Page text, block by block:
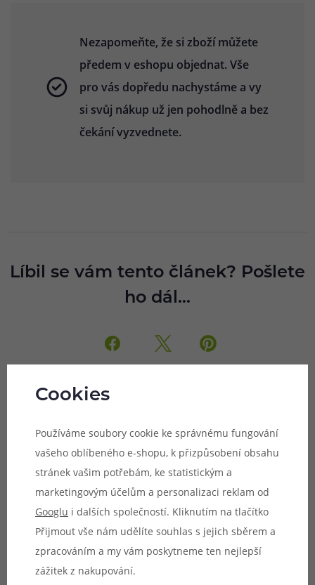
Nezapomeňte, že si zboží můžete
předem v eshopu objednat. Vše
pro vás dopředu nachystáme a vy
si svůj nákup už jen pohodlně a bez
čekání vyzvednete.
Líbil se vám tento článek? Pošlete
ho dál...
Kam teď?
Recenze
Recenze Uwell Caliburn G5 - pátá
Cookies
Používáme soubory cookie ke správnému fungování
vašeho oblíbeného e-shopu, k přizpůsobení obsahu
stránek vašim potřebám, ke statistickým a
marketingovým účelům a personalizaci reklam od
Googlu i dalších společností. Kliknutím na tlačítko
Přijmout vše nám udělíte souhlas s jejich sběrem a
zpracováním a my vám poskytneme ten nejlepší
zážitek z nakupování.